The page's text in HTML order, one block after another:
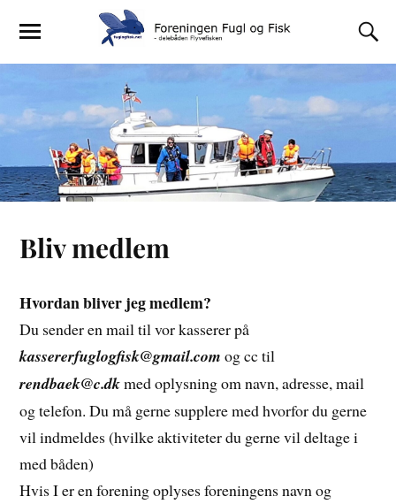
Bliv medlem
Hvordan bliver jeg medlem?
Du sender en mail til vor kasserer på
kassererfuglogfisk@gmail.com og cc til
rendbaek@c.dkmed oplysning om navn, adresse, mail
og telefon. Du må gerne supplere med hvorfor du gerne
vil indmeldes (hvilke aktiviteter du gerne vil deltage i
med båden)
Hvis I er en forening oplyses foreningens navn og